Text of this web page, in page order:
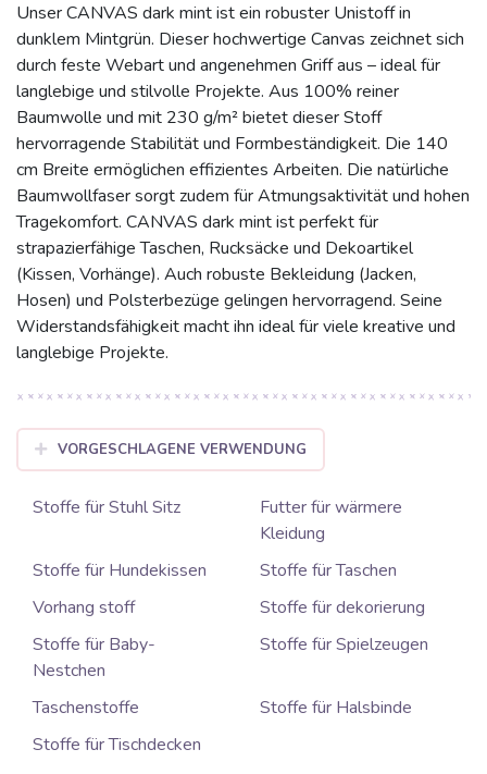
Unser CANVAS dark mint ist ein robuster Unistoff in
dunklem Mintgrün. Dieser hochwertige Canvas zeichnet sich
durch feste Webart und angenehmen Griff aus – ideal für
langlebige und stilvolle Projekte. Aus 100% reiner
Baumwolle und mit 230 g/m² bietet dieser Stoff
hervorragende Stabilität und Formbeständigkeit. Die 140
cm Breite ermöglichen effizientes Arbeiten. Die natürliche
Baumwollfaser sorgt zudem für Atmungsaktivität und hohen
Tragekomfort. CANVAS dark mint ist perfekt für
strapazierfähige Taschen, Rucksäcke und Dekoartikel
(Kissen, Vorhänge). Auch robuste Bekleidung (Jacken,
Hosen) und Polsterbezüge gelingen hervorragend. Seine
Widerstandsfähigkeit macht ihn ideal für viele kreative und
langlebige Projekte.
VORGESCHLAGENE VERWENDUNG
Stoffe für Stuhl Sitz
Futter für wärmere
Kleidung
Stoffe für Hundekissen
Stoffe für Taschen
Vorhang stoff
Stoffe für dekorierung
Stoffe für Baby-
Nestchen
Stoffe für Spielzeugen
Taschenstoffe
Stoffe für Halsbinde
Stoffe für Tischdecken